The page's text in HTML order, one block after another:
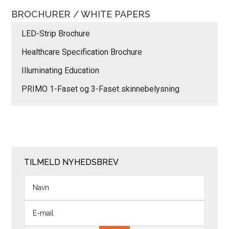
BROCHURER / WHITE PAPERS
LED-Strip Brochure
Healthcare Specification Brochure
Illuminating Education
PRIMO 1-Faset og 3-Faset skinnebelysning
TILMELD NYHEDSBREV